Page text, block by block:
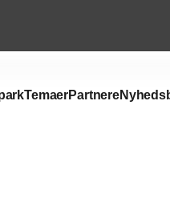
TemaerPartnere